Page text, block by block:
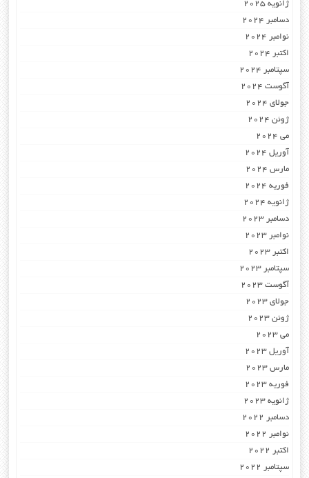
ژانویه 2025
دسامبر 2024
نوامبر 2024
اکتبر 2024
سپتامبر 2024
آگوست 2024
جولای 2024
ژوئن 2024
می 2024
آوریل 2024
مارس 2024
فوریه 2024
ژانویه 2024
دسامبر 2023
نوامبر 2023
اکتبر 2023
سپتامبر 2023
آگوست 2023
جولای 2023
ژوئن 2023
می 2023
آوریل 2023
مارس 2023
فوریه 2023
ژانویه 2023
دسامبر 2022
نوامبر 2022
اکتبر 2022
سپتامبر 2022